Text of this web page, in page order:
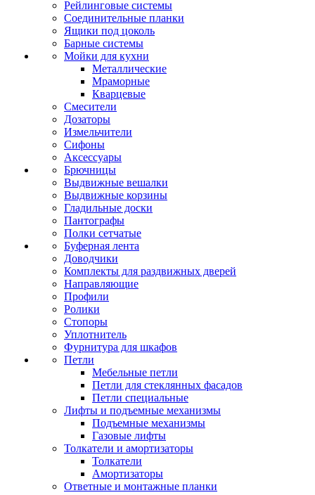
Рейлинговые системы
Соединительные планки
Ящики под цоколь
Барные системы
Мойки для кухни
Металлические
Мраморные
Кварцевые
Смесители
Дозаторы
Измельчители
Сифоны
Аксессуары
Брючницы
Выдвижные вешалки
Выдвижные корзины
Гладильные доски
Пантографы
Полки сетчатые
Буферная лента
Доводчики
Комплекты для раздвижных дверей
Направляющие
Профили
Ролики
Стопоры
Уплотнитель
Фурнитура для шкафов
Петли
Мебельные петли
Петли для стеклянных фасадов
Петли специальные
Лифты и подъемные механизмы
Подъемные механизмы
Газовые лифты
Толкатели и амортизаторы
Толкатели
Амортизаторы
Ответные и монтажные планки